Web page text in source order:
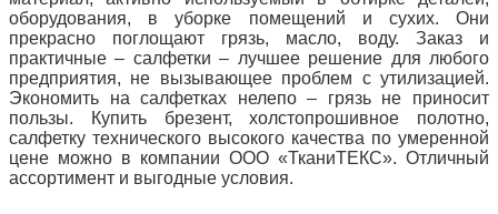
оборудования, в уборке помещений и сухих. Они
прекрасно поглощают грязь, масло, воду. Заказ и
практичные – салфетки – лучшее решение для любого
предприятия, не вызывающее проблем с утилизацией.
Экономить на салфетках нелепо – грязь не приносит
пользы.
Купить брезент, холстопрошивное полотно,
салфетку технического высокого качества по умеренной
цене можно в компании ООО «ТканиТЕКС». Отличный
ассортимент и выгодные условия.